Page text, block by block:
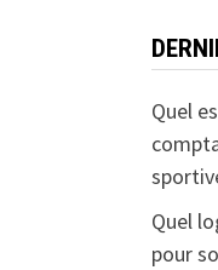
Quel
Quel
pour